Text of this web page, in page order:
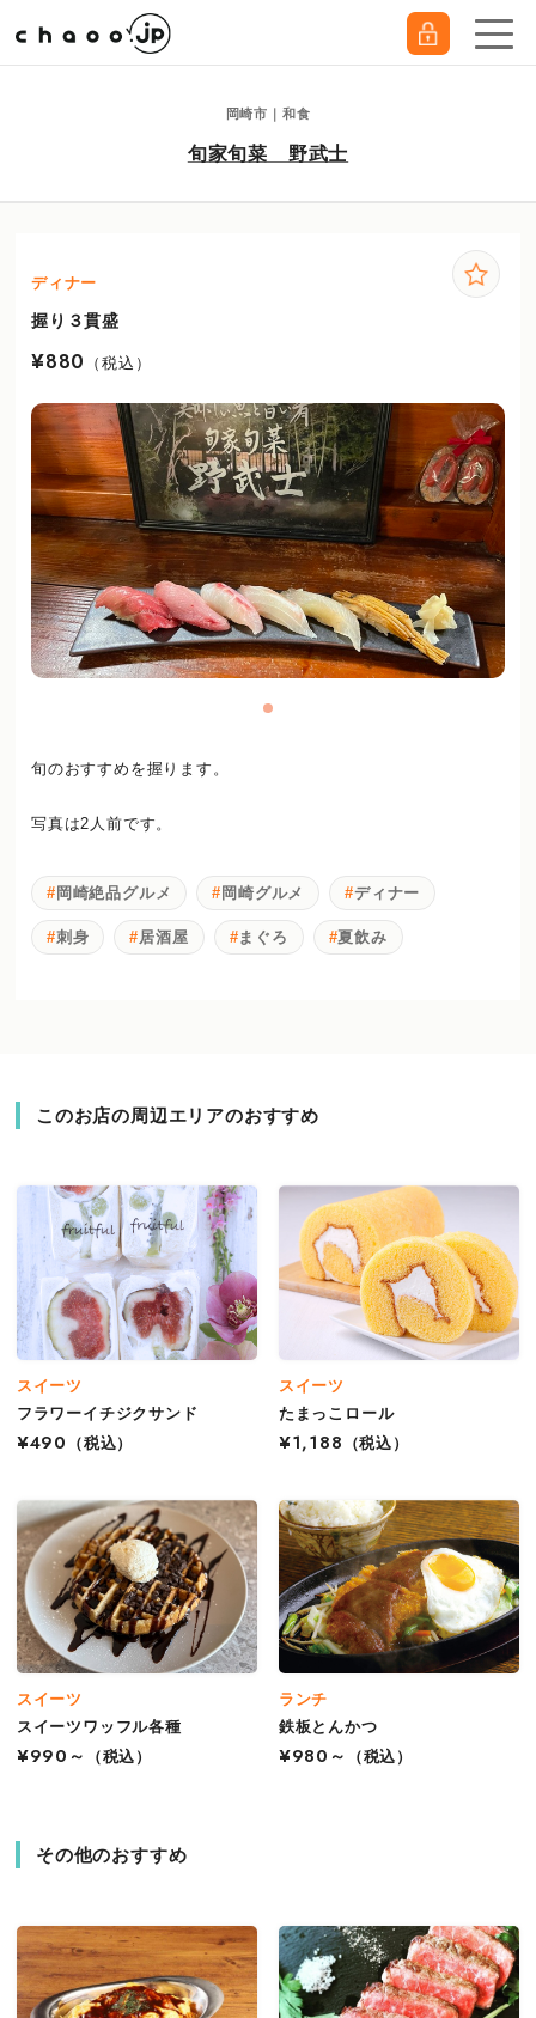
岡崎市｜和食
旬家旬菜 野武士
ディナー
握り３貫盛
¥880 （税込）
旬のおすすめを握ります。
写真は2人前です。
岡崎絶品グルメ 岡崎グルメ ディナー
刺身 居酒屋 まぐろ 夏飲み
このお店の周辺エリアのおすすめ
スイーツ
フラワーイチジクサンド
¥490
（税込）
スイーツ
たまっこロール
¥1,188
（税込）
スイーツ
スイーツワッフル各種
¥990～
（税込）
ランチ
鉄板とんかつ
¥980～
（税込）
その他のおすすめ